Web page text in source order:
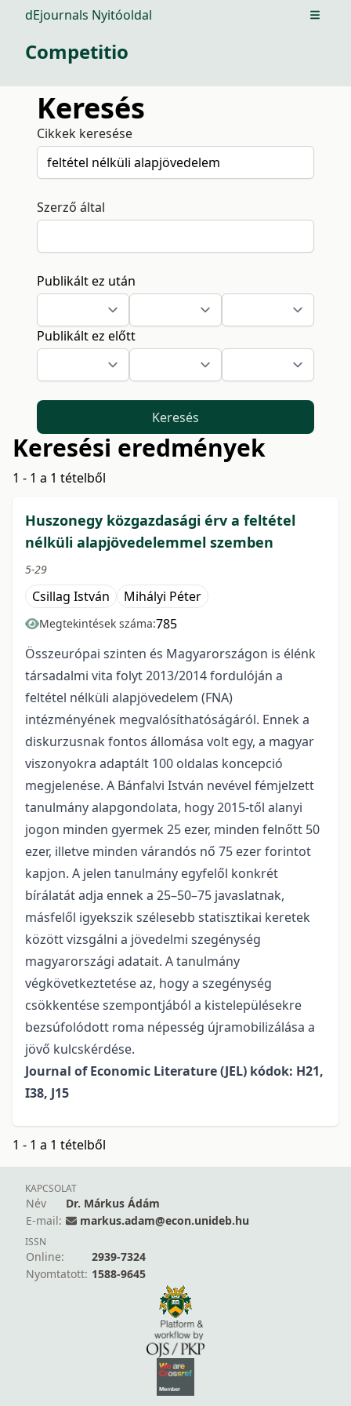
dEjournals Nyitóoldal Open
Competitio
Keresés
Cikkek keresése
Szerző által
Publikált ez után
Publikált ez előtt
Keresés
Keresési eredmények
1 - 1 a 1 tételből
Huszonegy közgazdasági érv a feltétel
nélküli alapjövedelemmel szemben
5-29
Csillag István Mihályi Péter
Megtekintések száma:785
Összeurópai szinten és Magyarországon is élénk
társadalmi vita folyt 2013/2014 fordulóján a
feltétel nélküli alapjövedelem (FNA)
intézményének megvalósíthatóságáról. Ennek a
diskurzusnak fontos állomása volt egy, a magyar
viszonyokra adaptált 100 oldalas koncepció
megjelenése. A Bánfalvi István nevével fémjelzett
tanulmány alapgondolata, hogy 2015-től alanyi
jogon minden gyermek 25 ezer, minden felnőtt 50
ezer, illetve minden várandós nő 75 ezer forintot
kapjon. A jelen tanulmány egyfelől konkrét
bírálatát adja ennek a 25–50–75 javaslatnak,
másfelől igyekszik szélesebb statisztikai keretek
között vizsgálni a jövedelmi szegénység
magyarországi adatait. A tanulmány
végkövetkeztetése az, hogy a szegénység
csökkentése szempontjából a kistelepülésekre
bezsúfolódott roma népesség újramobilizálása a
jövő kulcskérdése.
Journal of Economic Literature (JEL) kódok: H21,
I38, J15
1 - 1 a 1 tételből
KAPCSOLAT
Név
Dr. Márkus Ádám
E-mail:
markus.adam@econ.unideb.hu
ISSN
Online:
2939-7324
Nyomtatott: 1588-9645